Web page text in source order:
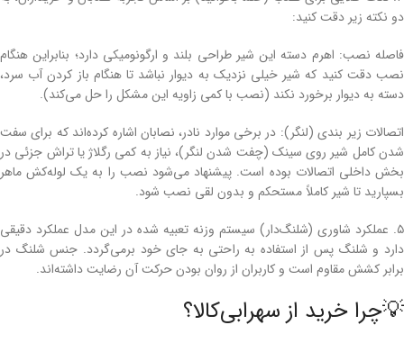
دو نکته زیر دقت کنید:
فاصله نصب: اهرم دسته این شیر طراحی بلند و ارگونومیکی دارد؛ بنابراین هنگام
نصب دقت کنید که شیر خیلی نزدیک به دیوار نباشد تا هنگام باز کردن آب سرد،
دسته به دیوار برخورد نکند (نصب با کمی زاویه این مشکل را حل می‌کند).
اتصالات زیر بندی (لنگر): در برخی موارد نادر، نصابان اشاره کرده‌اند که برای سفت
شدن کامل شیر روی سینک (چفت شدن لنگر)، نیاز به کمی رگلاژ یا تراش جزئی در
بخش داخلی اتصالات بوده است. پیشنهاد می‌شود نصب را به یک لوله‌کش ماهر
بسپارید تا شیر کاملاً مستحکم و بدون لقی نصب شود.
۵. عملکرد شاوری (شلنگ‌دار) سیستم وزنه تعبیه شده در این مدل عملکرد دقیقی
دارد و شلنگ پس از استفاده به راحتی به جای خود برمی‌گردد. جنس شلنگ در
برابر کشش مقاوم است و کاربران از روان بودن حرکت آن رضایت داشته‌اند.
💡چرا خرید از سهرابی‌کالا؟